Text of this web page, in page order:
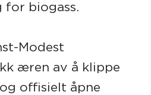
for biogass.
Modest
æren av å klippe
offisielt åpne